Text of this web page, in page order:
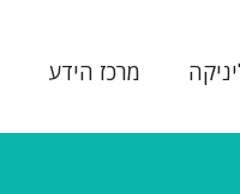
מרכז הידע